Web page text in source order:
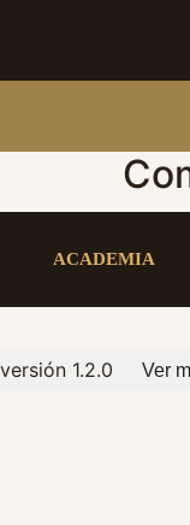
ACADEMIA
versión 1.2.0 Ver